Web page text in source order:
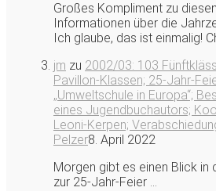
Großes Kompliment zu
Informationen über die
Ich glaube, das ist einmalig!
jm zu 2002/03: 103
Pavillon-Klassen; 25-Jahr-
„Umweltschule in Europa“;
eines Jugendbuchautors;
Leoni-Kerpen;
Pelzer8. April 2022
Morgen gibt es einen Blick in
zur 25-Jahr-Feier ...